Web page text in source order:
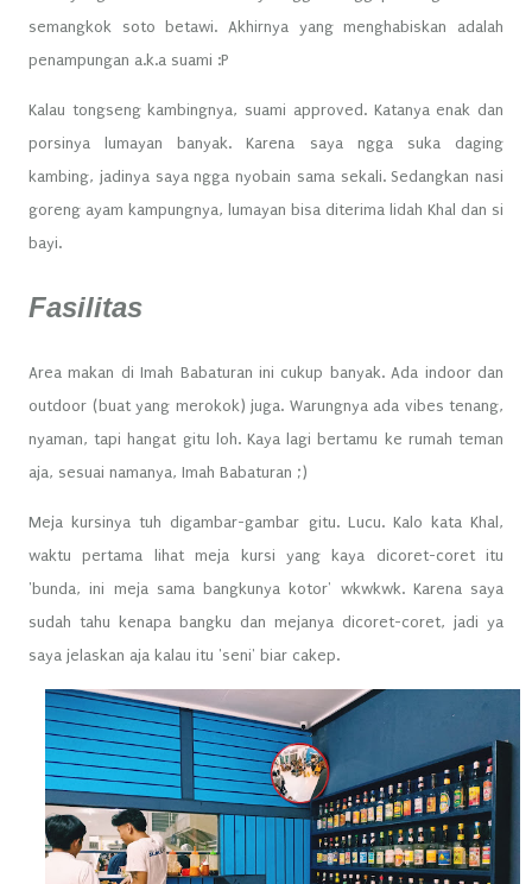
semangkok soto betawi. Akhirnya yang menghabiskan adalah
penampungan a.k.a suami :P
Kalau tongseng kambingnya, suami approved. Katanya enak dan
porsinya lumayan banyak. Karena saya ngga suka daging
kambing, jadinya saya ngga nyobain sama sekali. Sedangkan nasi
goreng ayam kampungnya, lumayan bisa diterima lidah Khal dan si
bayi.
Fasilitas
Area makan di Imah Babaturan ini cukup banyak. Ada indoor dan
outdoor (buat yang merokok) juga. Warungnya ada vibes tenang,
nyaman, tapi hangat gitu loh. Kaya lagi bertamu ke rumah teman
aja, sesuai namanya, Imah Babaturan ;)
Meja kursinya tuh digambar-gambar gitu. Lucu. Kalo kata Khal,
waktu pertama lihat meja kursi yang kaya dicoret-coret itu
'bunda, ini meja sama bangkunya kotor' wkwkwk. Karena saya
sudah tahu kenapa bangku dan mejanya dicoret-coret, jadi ya
saya jelaskan aja kalau itu 'seni' biar cakep.